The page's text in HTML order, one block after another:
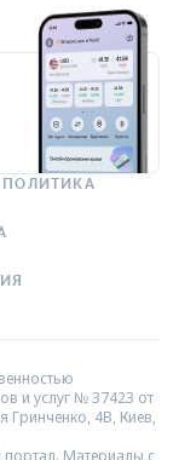
и услуг № 37423 от
Гринченко, 4В, Киев,
Материалы с